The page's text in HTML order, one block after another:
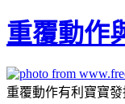
重覆動作
重覆動作有利寶寶